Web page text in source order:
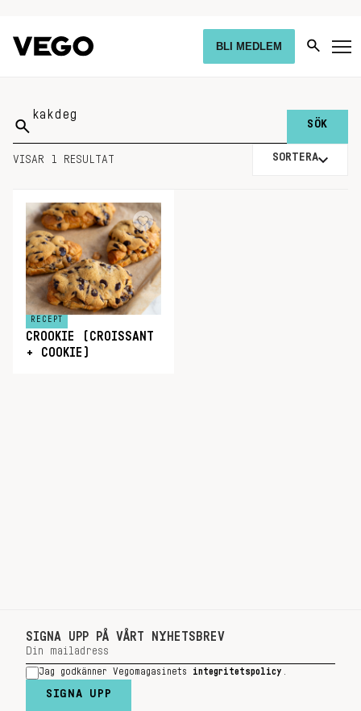
BLI MEDLEM
Sök
på:
VISAR 1 RESULTAT SORTERA
RECEPT
CROOKIE (CROISSANT
+ COOKIE)
SIGNA UPP PÅ VÅRT NYHETSBREV
Jag godkänner Vegomagasinets integritetspolicy
SIGNA UPP